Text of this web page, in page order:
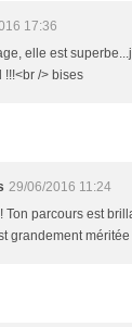
17:36
elle est
!!!<br /> bises
29/06/2016 11:24
Ton parcours est
grandement